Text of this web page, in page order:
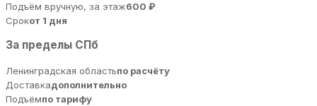
Подъём вручную, за этаж600 ₽
Срокот 1 дня
За пределы СПб
Ленинградская областьпо расчёту
Доставкадополнительно
Подъёмпо тарифу